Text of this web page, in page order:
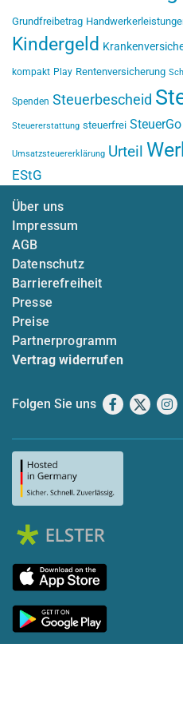
Grundfreibetrag
Kindergeld
kompakt Play Rentenversicherung
Spenden Steuerbescheid
Steuererstattung steuerfrei SteuerGo
Umsatzsteuererklärung Urteil
EStG
Über uns
Impressum
AGB
Datenschutz
Barrierefreiheit
Presse
Preise
Partnerprogramm
Vertrag widerrufen
Folgen Sie uns Facebook
X